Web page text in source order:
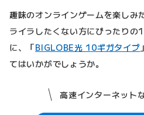
趣味のオンラインゲームを楽しみ
ライラしたくない方にぴったりの
に、「BIGLOBE光 10ギガタイプ
てはいかがでしょうか。
高速インターネット